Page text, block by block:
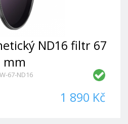
ND16 filtr 67
mm
67-ND16
1 890 Kč